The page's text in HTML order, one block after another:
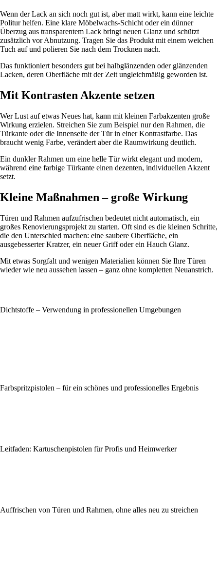
Wenn der Lack an sich noch gut ist, aber matt wirkt, kann eine leichte
Politur helfen. Eine klare Möbelwachs-Schicht oder ein dünner
Überzug aus transparentem Lack bringt neuen Glanz und schützt
zusätzlich vor Abnutzung. Tragen Sie das Produkt mit einem weichen
Tuch auf und polieren Sie nach dem Trocknen nach.
Das funktioniert besonders gut bei halbglänzenden oder glänzenden
Lacken, deren Oberfläche mit der Zeit ungleichmäßig geworden ist.
Mit Kontrasten Akzente setzen
Wer Lust auf etwas Neues hat, kann mit kleinen Farbakzenten große
Wirkung erzielen. Streichen Sie zum Beispiel nur den Rahmen, die
Türkante oder die Innenseite der Tür in einer Kontrastfarbe. Das
braucht wenig Farbe, verändert aber die Raumwirkung deutlich.
Ein dunkler Rahmen um eine helle Tür wirkt elegant und modern,
während eine farbige Türkante einen dezenten, individuellen Akzent
setzt.
Kleine Maßnahmen – große Wirkung
Türen und Rahmen aufzufrischen bedeutet nicht automatisch, ein
großes Renovierungsprojekt zu starten. Oft sind es die kleinen Schritte,
die den Unterschied machen: eine saubere Oberfläche, ein
ausgebesserter Kratzer, ein neuer Griff oder ein Hauch Glanz.
Mit etwas Sorgfalt und wenigen Materialien können Sie Ihre Türen
wieder wie neu aussehen lassen – ganz ohne kompletten Neuanstrich.
Dichtstoffe – Verwendung in professionellen Umgebungen
Farbspritzpistolen – für ein schönes und professionelles Ergebnis
Leitfaden: Kartuschenpistolen für Profis und Heimwerker
Auffrischen von Türen und Rahmen, ohne alles neu zu streichen